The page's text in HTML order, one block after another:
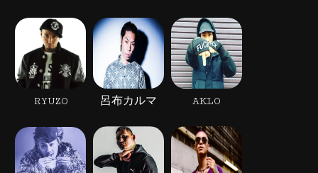
RYUZO 呂布カルマ AKLO